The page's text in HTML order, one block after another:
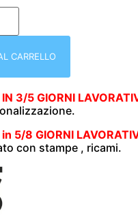
CARRELLO
3/5 GIORNI
5/8 GIORNI
con stampe , ricami.